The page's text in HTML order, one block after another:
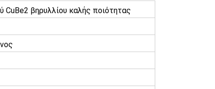
βηρυλλίου καλής ποιότητας